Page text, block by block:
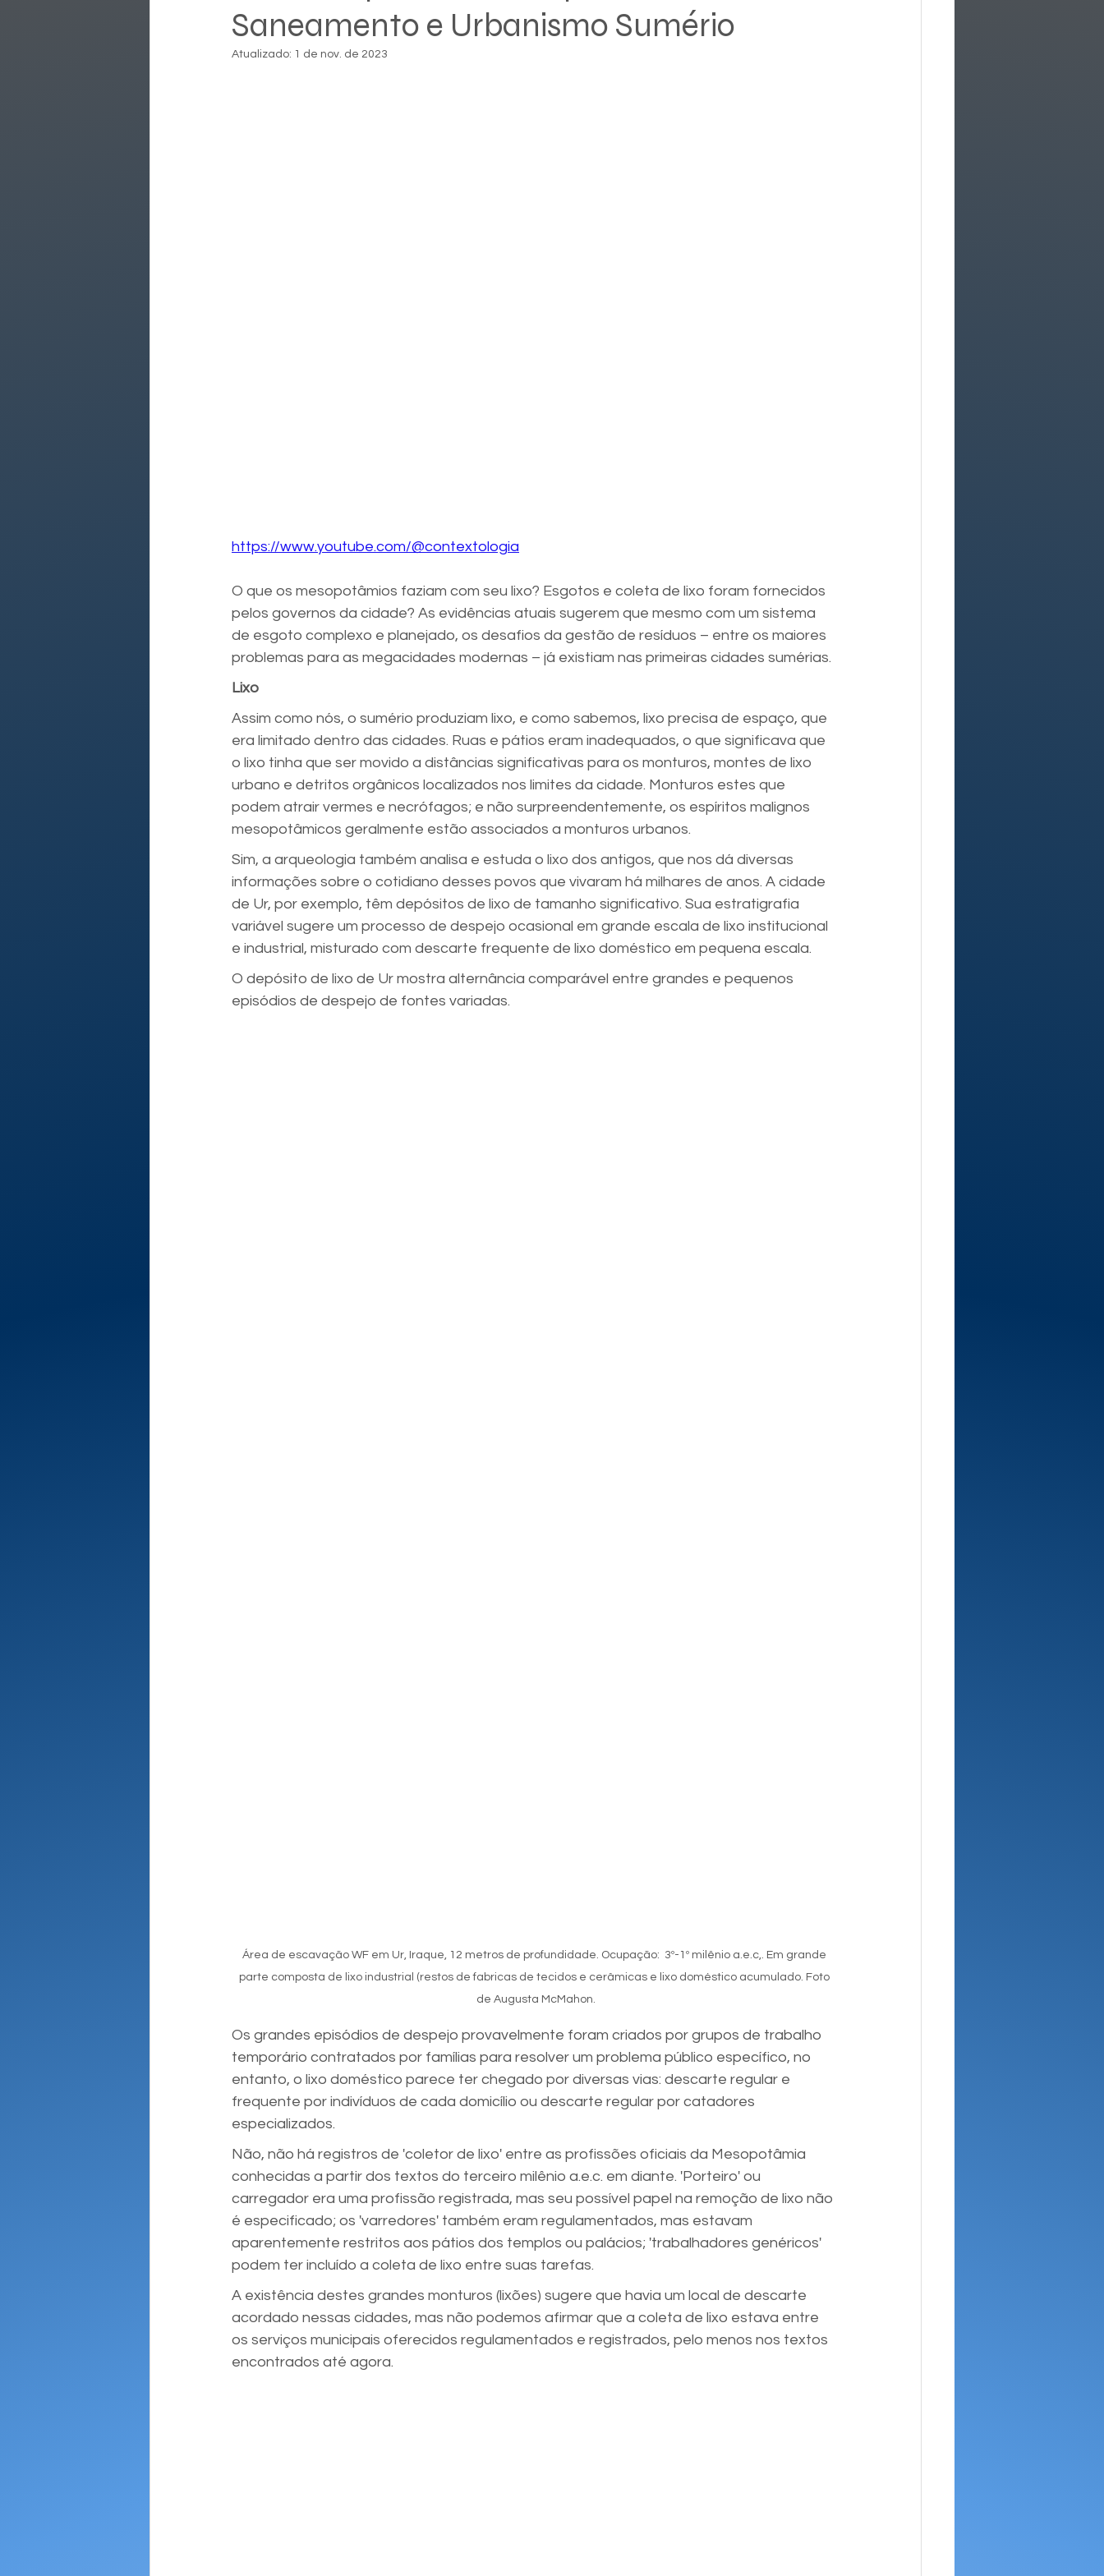
Saneamento e Urbanismo Sumério
Atualizado: 1 de nov. de 2023
https://www.youtube.com/@contextologia
O que os mesopotâmios faziam com seu lixo? Esgotos e coleta de lixo foram fornecidos
pelos governos da cidade? As evidências atuais sugerem que mesmo com um sistema
de esgoto complexo e planejado, os desafios da gestão de resíduos – entre os maiores
problemas para as megacidades modernas – já existiam nas primeiras cidades sumérias.
Lixo
Assim como nós, o sumério produziam lixo, e como sabemos, lixo precisa de espaço, que
era limitado dentro das cidades. Ruas e pátios eram inadequados, o que significava que
o lixo tinha que ser movido a distâncias significativas para os monturos, montes de lixo
urbano e detritos orgânicos localizados nos limites da cidade. Monturos estes que
podem atrair vermes e necrófagos; e não surpreendentemente, os espíritos malignos
mesopotâmicos geralmente estão associados a monturos urbanos.
Sim, a arqueologia também analisa e estuda o lixo dos antigos, que nos dá diversas
informações sobre o cotidiano desses povos que vivaram há milhares de anos. A cidade
de Ur, por exemplo, têm depósitos de lixo de tamanho significativo. Sua estratigrafia
variável sugere um processo de despejo ocasional em grande escala de lixo institucional
e industrial, misturado com descarte frequente de lixo doméstico em pequena escala.
O depósito de lixo de Ur mostra alternância comparável entre grandes e pequenos
episódios de despejo de fontes variadas.
Área de escavação WF em Ur, Iraque, 12 metros de profundidade. Ocupação:  3º-1º milênio a.e.c,. Em grande
parte composta de lixo industrial (restos de fabricas de tecidos e cerâmicas e lixo doméstico acumulado. Foto
de Augusta McMahon.
Os grandes episódios de despejo provavelmente foram criados por grupos de trabalho
temporário contratados por famílias para resolver um problema público específico, no
entanto, o lixo doméstico parece ter chegado por diversas vias: descarte regular e
frequente por indivíduos de cada domicílio ou descarte regular por catadores
especializados.
Não, não há registros de 'coletor de lixo' entre as profissões oficiais da Mesopotâmia
conhecidas a partir dos textos do terceiro milênio a.e.c. em diante. 'Porteiro' ou
carregador era uma profissão registrada, mas seu possível papel na remoção de lixo não
é especificado; os 'varredores' também eram regulamentados, mas estavam
aparentemente restritos aos pátios dos templos ou palácios; 'trabalhadores genéricos'
podem ter incluído a coleta de lixo entre suas tarefas.
A existência destes grandes monturos (lixões) sugere que havia um local de descarte
acordado nessas cidades, mas não podemos afirmar que a coleta de lixo estava entre
os serviços municipais oferecidos regulamentados e registrados, pelo menos nos textos
encontrados até agora.